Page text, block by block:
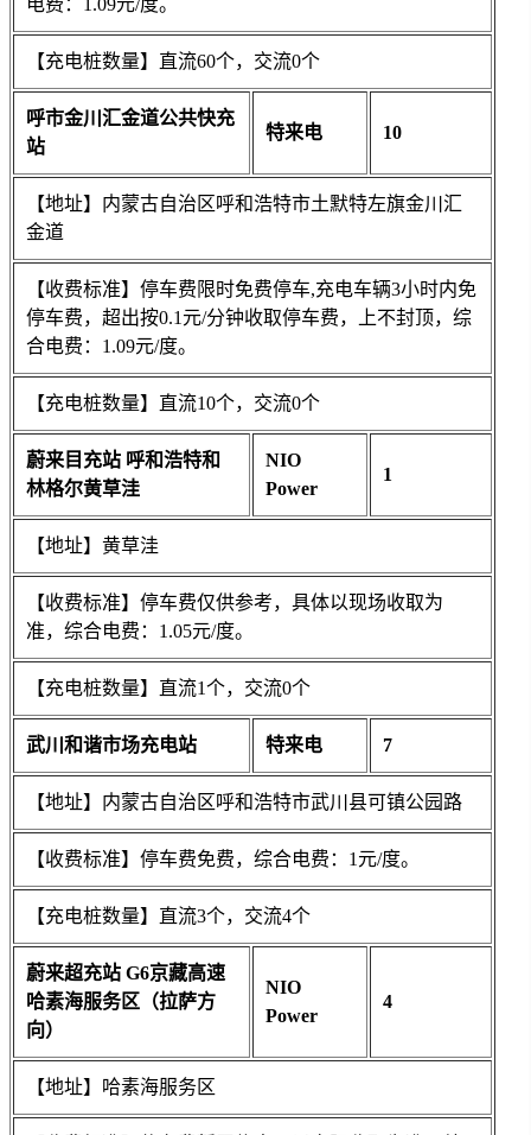
【充电桩数量】直流60个，交流0个
呼市金川汇金道公共快充
站
特来电 10
【地址】内蒙古自治区呼和浩特市土默特左旗金川汇
金道
【收费标准】停车费限时免费停车,充电车辆3小时内免
停车费，超出按0.1元/分钟收取停车费，上不封顶，综
合电费：1.09元/度。
【充电桩数量】直流10个，交流0个
蔚来目充站 呼和浩特和
林格尔黄草洼
NIO
Power
1
【地址】黄草洼
【收费标准】停车费仅供参考，具体以现场收取为
准，综合电费：1.05元/度。
【充电桩数量】直流1个，交流0个
武川和谐市场充电站 特来电 7
【地址】内蒙古自治区呼和浩特市武川县可镇公园路
【收费标准】停车费免费，综合电费：1元/度。
【充电桩数量】直流3个，交流4个
蔚来超充站 G6京藏高速
哈素海服务区（拉萨方
向）
NIO
Power
4
【地址】哈素海服务区